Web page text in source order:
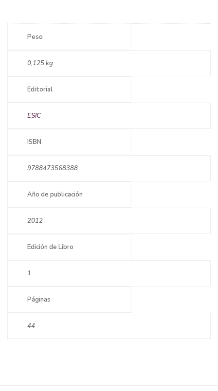
Peso
0,125 kg
Editorial
ESIC
ISBN
9788473568388
Año de publicación
2012
Edición de Libro
1
Páginas
44